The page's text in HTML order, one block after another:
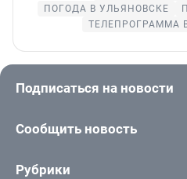
ПОГОДА В УЛЬЯНОВСКЕ
ТЕЛЕПРОГРАММА
Подписаться на новости
Сообщить новость
Рубрики